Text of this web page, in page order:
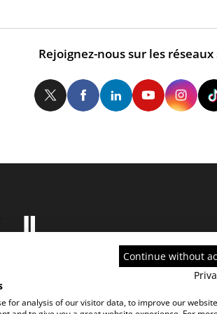
Rejoignez-nous sur les réseaux
TwitterFacebookLinkedIn
Continue without
for analysis of our visitor data, to improve our